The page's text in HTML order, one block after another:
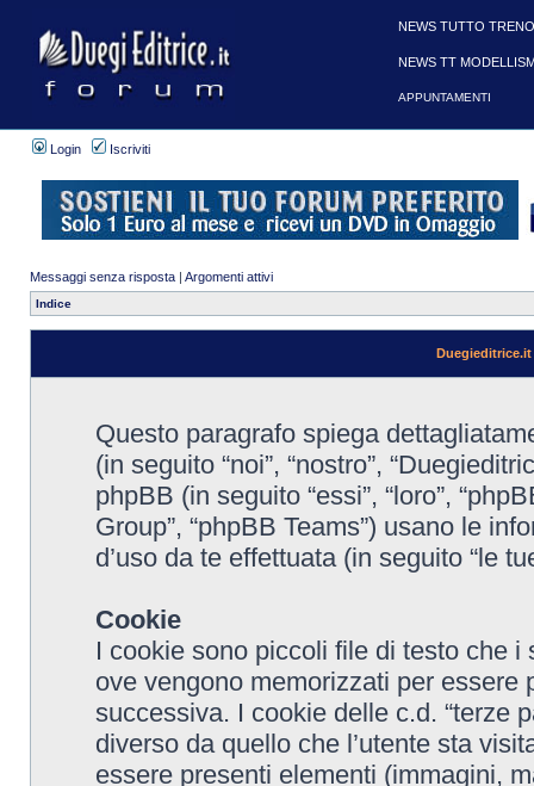
Login Iscriviti
Messaggi senza risposta | Argomenti attivi
Indice
Questo paragrafo spiega
(in seguito “noi”, “nostro”,
phpBB (in seguito “essi”, “loro”,
Group”, “phpBB Teams”) usano le
d’uso da te effettuata (in seguito “le
Cookie
I cookie sono piccoli file di testo che
ove vengono memorizzati per
successiva. I cookie delle c.d. “terze
diverso da quello che l’utente sta
essere presenti elementi (immagini,
NEWS TUTTO
NEWS TT
APPUNTAMENTI